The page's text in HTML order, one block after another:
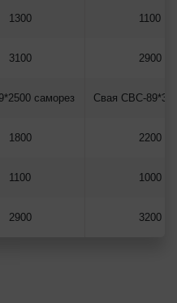
1300
3100
1100
2900
саморез
1800
1100
2900
2200
1000
3200